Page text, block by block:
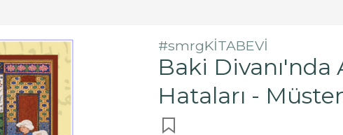
#smrgKİTABEVİ
Baki
Hataları -